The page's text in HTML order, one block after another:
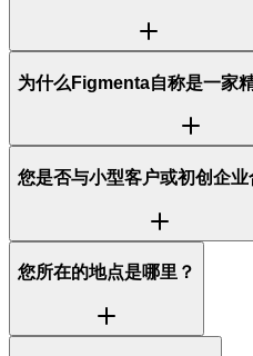
为什么Figmenta自称是一家
您是否与小型客户或初创企业
您所在的地点是哪里？